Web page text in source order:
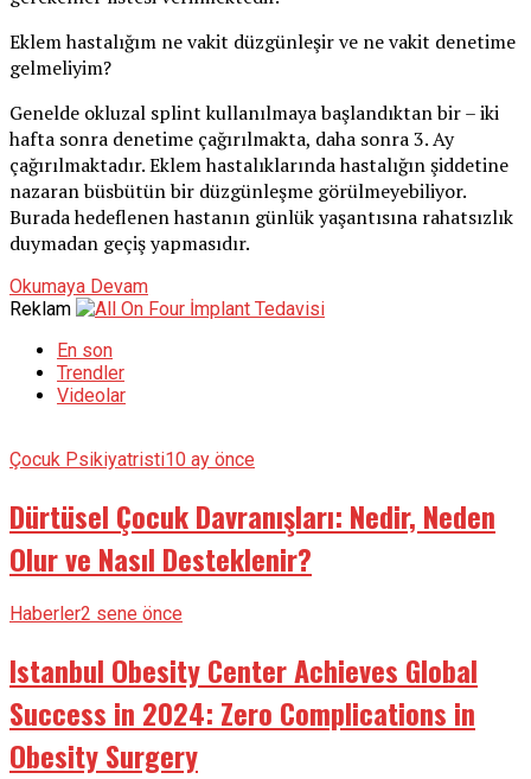
Eklem hastalığım ne vakit düzgünleşir ve ne vakit denetime
gelmeliyim?
Genelde okluzal splint kullanılmaya başlandıktan bir – iki
hafta sonra denetime çağırılmakta, daha sonra 3. Ay
çağırılmaktadır. Eklem hastalıklarında hastalığın şiddetine
nazaran büsbütün bir düzgünleşme görülmeyebiliyor.
Burada hedeflenen hastanın günlük yaşantısına rahatsızlık
duymadan geçiş yapmasıdır.
Okumaya Devam
Reklam
En son
Trendler
Videolar
Çocuk Psikiyatristi10 ay önce
Dürtüsel Çocuk Davranışları: Nedir, Neden
Olur ve Nasıl Desteklenir?
Haberler2 sene önce
Istanbul Obesity Center Achieves Global
Success in 2024: Zero Complications in
Obesity Surgery